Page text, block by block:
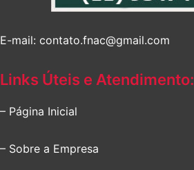
E-mail: contato.fnac@gmail.com
Links Úteis e Atendimento:
– Página Inicial
– Sobre a Empresa